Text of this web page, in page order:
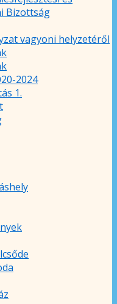
Bizottság
vagyoni helyzetéről
2024
1.